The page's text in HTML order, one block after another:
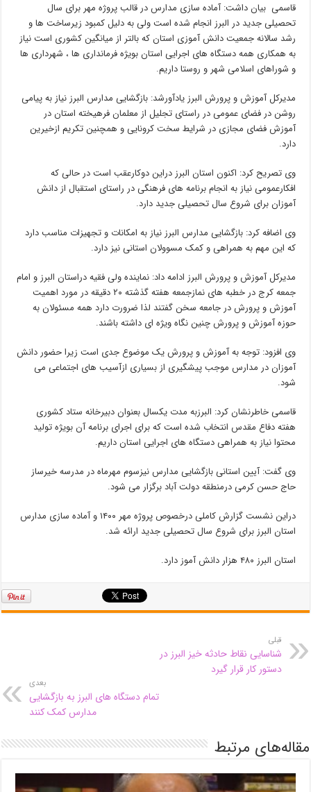
قاسمی بیان داشت: آماده سازی مدارس در قالب پروژه مهر برای سال
تحصیلی جدید در البرز انجام شده است ولی به دلیل کمبود زیرساخت ها و
رشد سالانه جمعیت دانش آموزی استان که بالتر از میانگین کشوری است نیاز
به همکاری همه دستگاه های اجرایی استان بویژه فرمانداری ها ، شهرداری ها
و شوراهای اسلامی شهر و روستا داریم.
مدیرکل آموزش و پرورش البرز یادآورشد: بازگشایی مدارس البرز نیاز به پیامی
روشن در فضای عمومی در راستای تجلیل از معلمان فرهیخته استان در
آموزش فضای مجازی در شرایط سخت کرونایی و همچنین تکریم ازخیرین
دارد.
وی تصریح کرد: اکنون استان البرز دراین دوکارعقب است در حالی که
افکارعمومی نیاز به انجام برنامه های فرهنگی در راستای استقبال از دانش
آموزان برای شروع سال تحصیلی جدید دارد.
وی اضافه کرد: بازگشایی مدارس البرز نیاز به امکانات و تجهیزات مناسب دارد
که این مهم به همراهی و کمک مسوولان استانی نیز دارد.
مدیرکل آموزش و پرورش البرز ادامه داد: نماینده ولی فقیه دراستان البرز و امام
جمعه کرج در خطبه های نمازجمعه هفته گذشته ۲۰ دقیقه در مورد اهمیت
آموزش و پرورش در جامعه سخن گفتند لذا ضرورت دارد همه مسئولان به
حوزه آموزش و پرورش چنین نگاه ویژه ای داشته باشند.
وی افزود: توجه به آموزش و پرورش یک موضوع جدی است زیرا حضور دانش
آموزان در مدارس موجب پیشگیری از بسیاری ازآسیب های اجتماعی می
شود.
قاسمی خاطرنشان کرد: البرزبه مدت یکسال بعنوان دبیرخانه ستاد کشوری
هفته دفاع مقدس انتخاب شده است که برای اجرای برنامه آن بویژه تولید
محتوا نیاز به همراهی دستگاه های اجرایی استان داریم.
وی گفت: آیین استانی بازگشایی مدارس نیزسوم مهرماه در مدرسه خیرساز
حاج حسن کرمی درمنطقه دولت آباد برگزار می شود.
دراین نشست گزارش کاملی درخصوص پروژه مهر ۱۴۰۰ و آماده سازی مدارس
استان البرز برای شروع سال تحصیلی جدید ارائه شد.
استان البرز ۴۸۰ هزار دانش آموز دارد.
قبلی
شناسایی نقاط حادثه خیز البرز در
دستور کار قرار گیرد
بعدی
تمام دستگاه های البرز به بازگشایی
مدارس کمک کنند
مقاله‌های مرتبط